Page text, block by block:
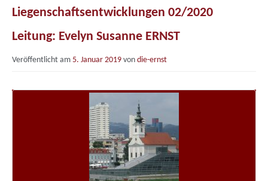
Liegenschaftsentwicklungen 02/2020
Leitung: Evelyn Susanne ERNST
Veröffentlicht am 5. Januar 2019 von die-ernst